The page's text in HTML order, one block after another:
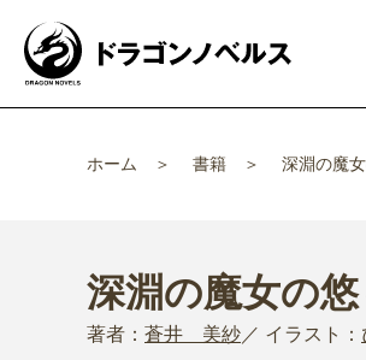
ホーム 書籍 深淵の魔
深淵の魔女の
著者： 蒼井 美紗 イラスト：